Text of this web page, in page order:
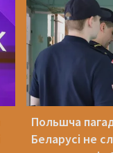
Польшча
Беларусі не